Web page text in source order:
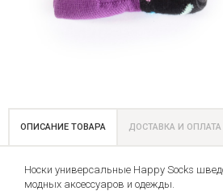
ОПИСАНИЕ ТОВАРА ДОСТАВКА И ОПЛАТА
Носки универсальные Happy Socks
модных аксессуаров и одежды.